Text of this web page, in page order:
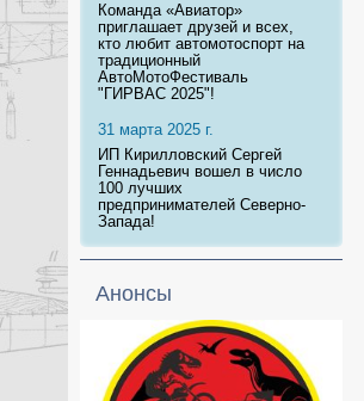
Команда «Авиатор»
приглашает друзей и всех,
кто любит автомотоспорт на
традиционный
АвтоМотоФестиваль
"ГИРВАС 2025"!
31 марта 2025 г.
ИП Кирилловский Сергей
Геннадьевич вошел в число
100 лучших
предпринимателей Северно-
Запада!
Анонсы